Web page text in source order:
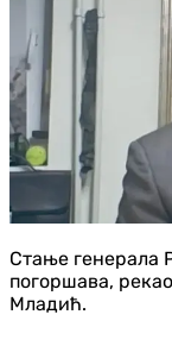
Стање генерала
погоршава,
Младић.